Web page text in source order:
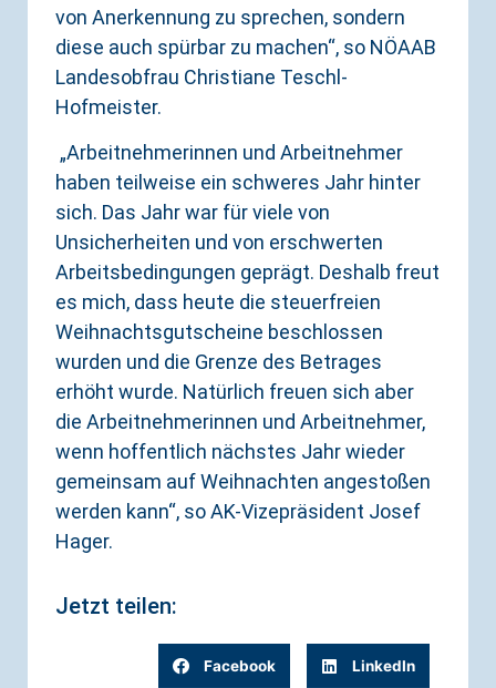
von Anerkennung zu sprechen, sondern
diese auch spürbar zu machen“, so NÖAAB
Landesobfrau Christiane Teschl-
Hofmeister.
„Arbeitnehmerinnen und Arbeitnehmer
haben teilweise ein schweres Jahr hinter
sich. Das Jahr war für viele von
Unsicherheiten und von erschwerten
Arbeitsbedingungen geprägt. Deshalb freut
es mich, dass heute die steuerfreien
Weihnachtsgutscheine beschlossen
wurden und die Grenze des Betrages
erhöht wurde. Natürlich freuen sich aber
die Arbeitnehmerinnen und Arbeitnehmer,
wenn hoffentlich nächstes Jahr wieder
gemeinsam auf Weihnachten angestoßen
werden kann“, so AK-Vizepräsident Josef
Hager.
Jetzt teilen:
Facebook LinkedIn